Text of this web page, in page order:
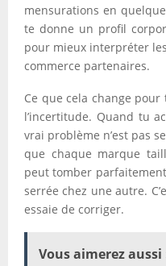
mensurations en
te donne un profil
pour mieux interpréter
commerce partenaires.
Ce que cela change
l’incertitude. Quand tu
vrai problème n’est pas
que chaque marque
peut tomber
serrée chez une autre.
essaie de corriger.
Vous aimerez aussi